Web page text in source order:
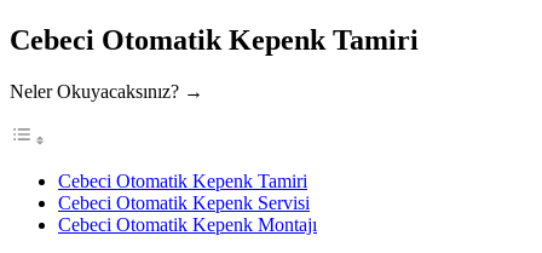
Cebeci Otomatik Kepenk Tamiri
Neler Okuyacaksınız? →
Cebeci Otomatik Kepenk Tamiri
Cebeci Otomatik Kepenk Servisi
Cebeci Otomatik Kepenk Montajı